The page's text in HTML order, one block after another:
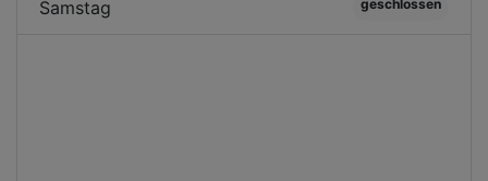
Samstag geschlossen